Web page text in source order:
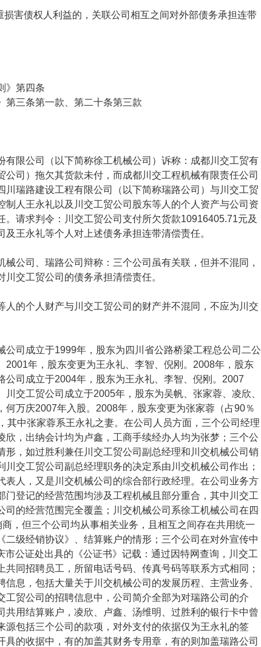
损害债权人利益的，关联公司相互之间对外部债务承担连带
第四条
三条第一款、第二十条第三款
限公司（以下简称徐工机械公司）诉称：成都川交工贸有
公司）拖欠其货款未付，而成都川交工程机械有限责任公司
川瑞路建设工程有限公司（以下简称瑞路公司）与川交工贸
制人王永礼以及川交工贸公司股东等人的个人资产与公司资
。请求判令：川交工贸公司支付所欠货款10916405.71元及
王永礼等个人对上述债务承担连带清偿责任。
公司、瑞路公司辩称：三个公司虽有关联，但并不混同，
交工贸公司的债务承担清偿责任。
的个人财产与川交工贸公司的财产并不混同，不应为川交
司成立于1999年，股东为四川省公路桥梁工程总公司二公
2001年，股东变更为王永礼、李智、倪刚。 2008年，股东
公司成立于2004年，股东为王永礼、李智、倪刚。 2007
川交工贸公司成立于2005年，股东为吴帆、张家蓉、凌欣、
何万庆2007年入股。 2008年，股东变更为张家蓉（占90％
其中张家蓉系王永礼之妻。在公司人员方面，三个公司经理
欣，出纳会计均为卢鑫，工商手续经办人均为张梦；三个公
形，如过胜利兼任川交工贸公司副总经理和川交机械公司销
交工贸公司副总经理职务的决定系由川交机械公司作出；
表人，又是川交机械公司的综合部行政经理。在公司业务方
门登记的经营范围均涉及工程机械且部分重合，其中川交工
司的经营范围完全覆盖；川交机械公司系徐工机械公司在四
商，但三个公司均从事相关业务，且相互之间存在共用统一
二级经销协议》、结算账户的情形；三个公司在对外宣传中
市公证处出具的《公证书》记载：通过因特网查询，川交工
共同招聘员工，所留电话号码、传真号码等联系方式相同；
信息，包括大量关于川交机械公司的发展历程、主营业务、
工贸公司的招聘信息中，公司简介全部为对瑞路公司的介
共用结算账户，凌欣、卢鑫、汤维明、过胜利的银行卡中曾
源包括三个公司的款项，对外支付的依据仅为王永礼的签
具的收据中，有的加盖其财务专用章，有的则加盖瑞路公司